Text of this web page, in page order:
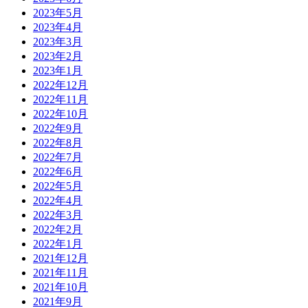
2023年5月
2023年4月
2023年3月
2023年2月
2023年1月
2022年12月
2022年11月
2022年10月
2022年9月
2022年8月
2022年7月
2022年6月
2022年5月
2022年4月
2022年3月
2022年2月
2022年1月
2021年12月
2021年11月
2021年10月
2021年9月